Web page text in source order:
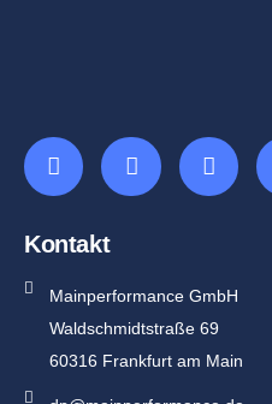
Kontakt
Mainperformance GmbH
Waldschmidtstraße 69
60316 Frankfurt am Main